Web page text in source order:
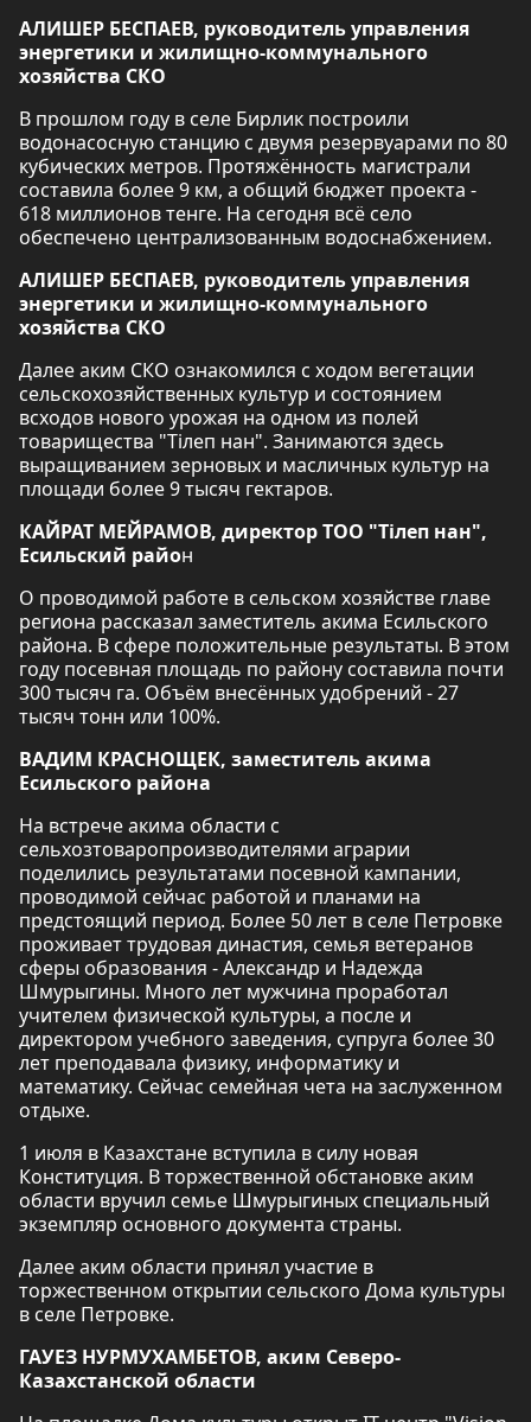
АЛИШЕР БЕСПАЕВ, руководитель управления
энергетики и жилищно-коммунального
хозяйства СКО
В прошлом году в селе Бирлик построили
водонасосную станцию с двумя резервуарами по 80
кубических метров. Протяжённость магистрали
составила более 9 км, а общий бюджет проекта -
618 миллионов тенге. На сегодня всё село
обеспечено централизованным водоснабжением.
АЛИШЕР БЕСПАЕВ, руководитель управления
энергетики и жилищно-коммунального
хозяйства СКО
Далее аким СКО ознакомился с ходом вегетации
сельскохозяйственных культур и состоянием
всходов нового урожая на одном из полей
товарищества "Тілеп нан". Занимаются здесь
выращиванием зерновых и масличных культур на
площади более 9 тысяч гектаров.
КАЙРАТ МЕЙРАМОВ, директор ТОО "Тілеп нан",
Есильский район
О проводимой работе в сельском хозяйстве главе
региона рассказал заместитель акима Есильского
района. В сфере положительные результаты. В этом
году посевная площадь по району составила почти
300 тысяч га. Объём внесённых удобрений - 27
тысяч тонн или 100%.
ВАДИМ КРАСНОЩЕК, заместитель акима
Есильского района
На встрече акима области с
сельхозтоваропроизводителями аграрии
поделились результатами посевной кампании,
проводимой сейчас работой и планами на
предстоящий период. Более 50 лет в селе Петровке
проживает трудовая династия, семья ветеранов
сферы образования - Александр и Надежда
Шмурыгины. Много лет мужчина проработал
учителем физической культуры, а после и
директором учебного заведения, супруга более 30
лет преподавала физику, информатику и
математику. Сейчас семейная чета на заслуженном
отдыхе.
1 июля в Казахстане вступила в силу новая
Конституция. В торжественной обстановке аким
области вручил семье Шмурыгиных специальный
экземпляр основного документа страны.
Далее аким области принял участие в
торжественном открытии сельского Дома культуры
в селе Петровке.
ГАУЕЗ НУРМУХАМБЕТОВ, аким Северо-
Казахстанской области